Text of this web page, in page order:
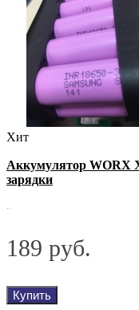
Хит
Аккумулятор WORX
зарядки
189 руб.
Купить